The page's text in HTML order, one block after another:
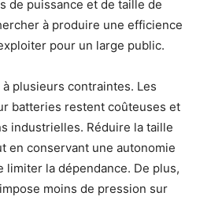
de puissance et de taille de
à produire une efficience
pour un large public.
plusieurs contraintes. Les
batteries restent coûteuses et
industrielles. Réduire la taille
en conservant une autonomie
limiter la dépendance. De plus,
moins de pression sur